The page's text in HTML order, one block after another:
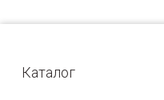
Каталог